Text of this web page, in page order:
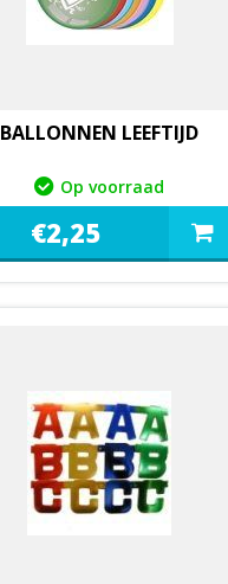
BALLONNEN LEEFTIJD
Op voorraad
€2,25